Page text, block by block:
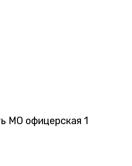
МО офицерская 1